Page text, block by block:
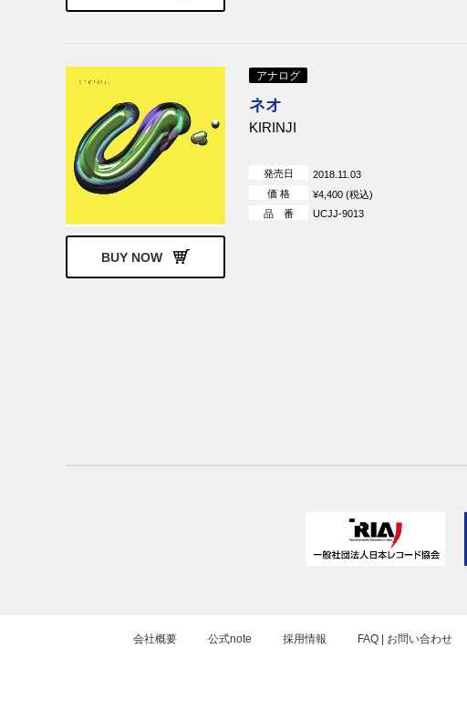
BUY NOW
アナログ
ネオ
KIRINJI
発売日
2018.11.03
価 格
¥4,400 (税込)
品 番
UCJJ-9013
会社概要 公式note 採用情報 FAQ | お問い合わせ